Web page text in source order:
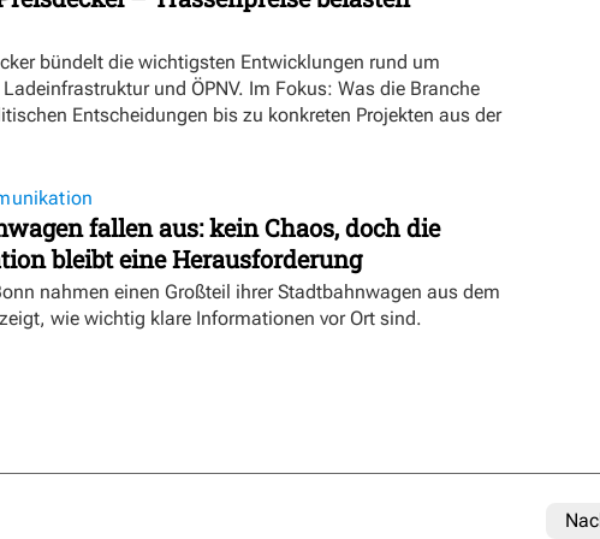
bündelt die wichtigsten Entwicklungen rund um
und ÖPNV. Im Fokus: Was die Branche
Entscheidungen bis zu konkreten Projekten aus der
fallen aus: kein Chaos, doch die
bleibt eine Herausforderung
nahmen einen Großteil ihrer Stadtbahnwagen aus dem
wie wichtig klare Informationen vor Ort sind.